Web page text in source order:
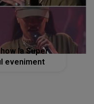
la Super
eveniment